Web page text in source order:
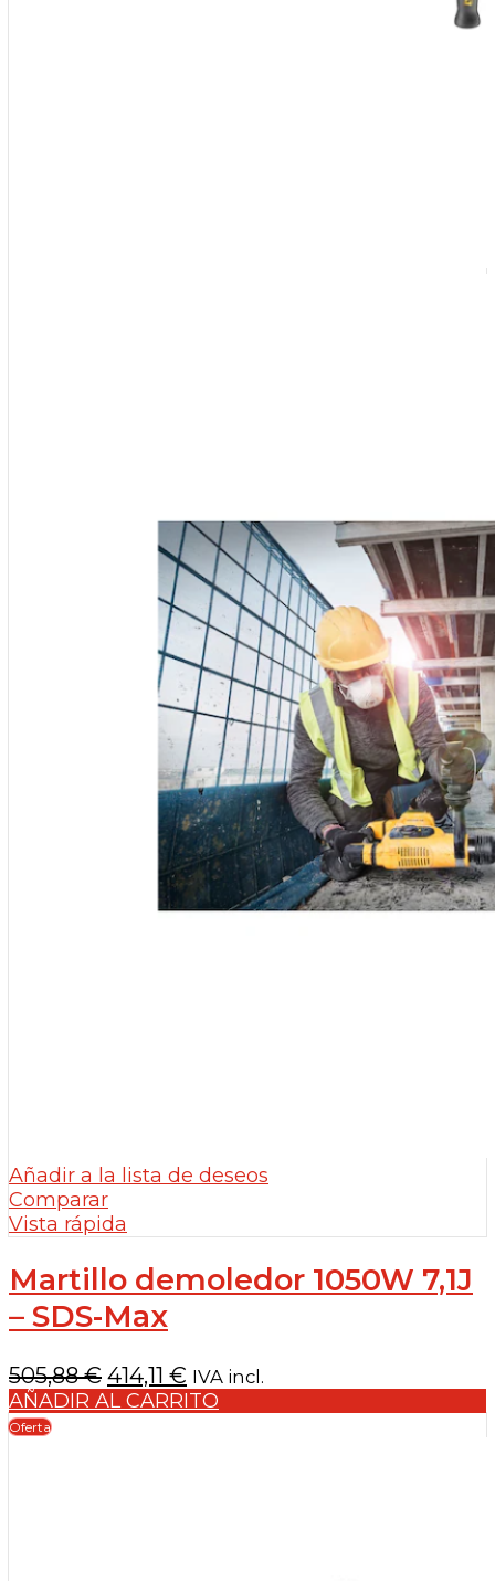
Añadir a la lista de deseos
Comparar
Vista rápida
Martillo demoledor 1050W 7,1J
– SDS-Max
505,88€ El
precio
414,11 € El
precio
IVA incl.
AÑADIR AL CARRITO
Oferta